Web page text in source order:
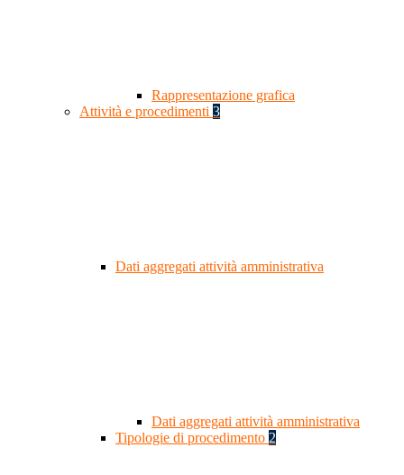
Rappresentazione grafica
Attività e procedimenti 3
Dati aggregati attività amministrativa
Dati aggregati attività amministrativa
Tipologie di procedimento 2